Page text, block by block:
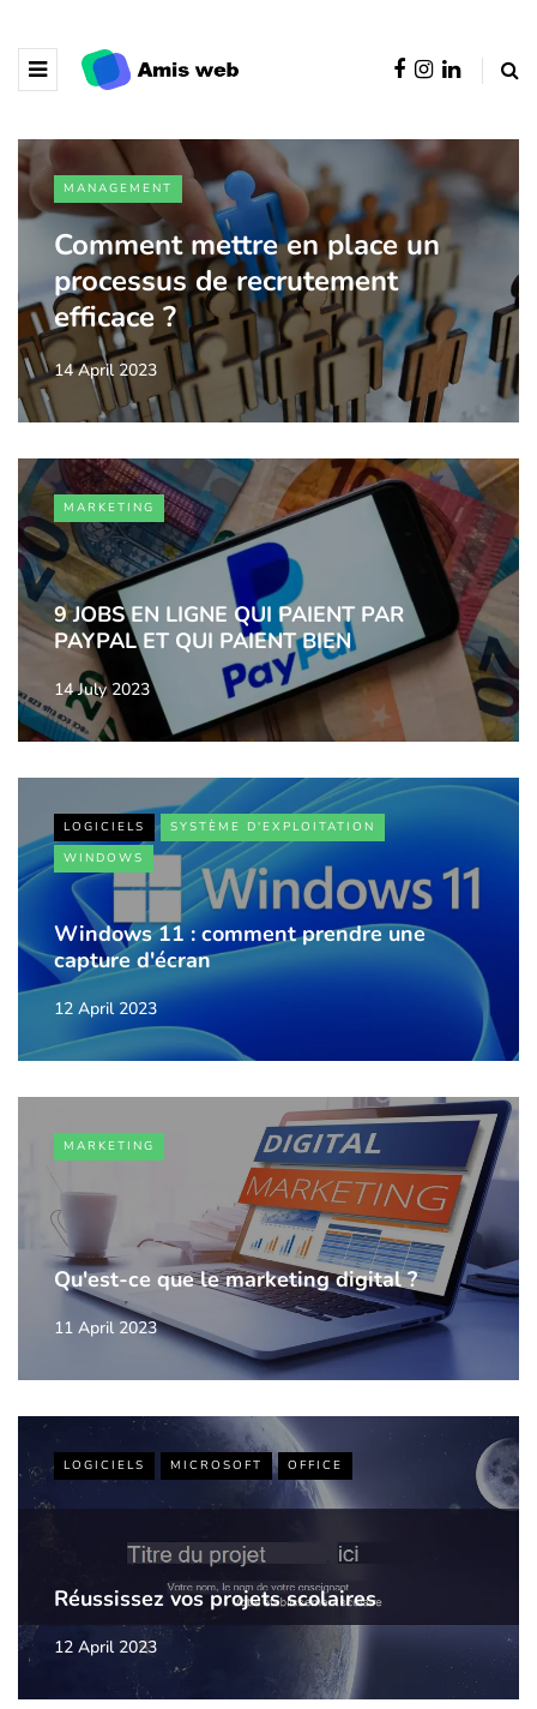
MANAGEMENT
Comment mettre en place un
processus de recrutement
efficace ?
14 April 2023
MARKETING
9 JOBS EN LIGNE QUI PAIENT PAR
PAYPAL ET QUI PAIENT BIEN
14 July 2023
LOGICIELS
SYSTÈME D'EXPLOITATION
WINDOWS
Windows 11 : comment prendre une
capture d'écran
12 April 2023
MARKETING
Qu'est-ce que le marketing digital ?
11 April 2023
LOGICIELS MICROSOFT OFFICE
Réussissez vos projets scolaires
12 April 2023